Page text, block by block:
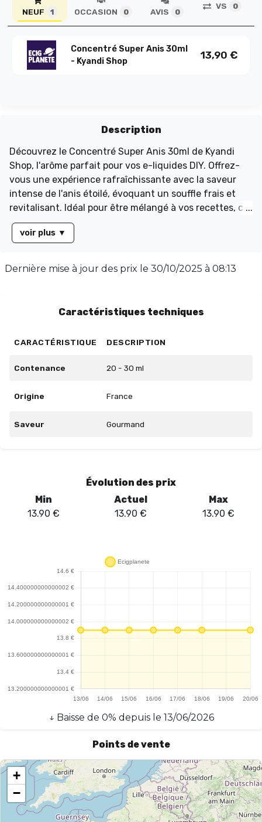
NEUF 1 OCCASION 0 AVIS 0
VS 0
Concentré Super Anis 30ml
- Kyandi Shop
13,90 €
Description
Découvrez le Concentré Super Anis 30ml de Kyandi
Shop, l'arôme parfait pour vos e-liquides DIY. Offrez-
vous une expérience rafraîchissante avec la saveur
intense de l'anis étoilé, évoquant un souffle frais et
revitalisant. Idéal pour être mélangé à vos recettes, ce
concentré peut également être combiné avec d'autres
arômes pour une explosion de saveurs. Pour une base
30/70, 22,5% ; et pour 00/100, 30%. Laissez maturer 2
bouffées vivifiantes.
voir plus ▼
Dernière mise à jour des prix le 30/10/2025 à 08:13
Caractéristiques techniques
CARACTÉRISTIQUE DESCRIPTION
Contenance 20 - 30 ml
Origine France
Saveur Gourmand
Évolution des prix
Min
13.90 €
Actuel
13.90 €
Max
13.90 €
↓ Baisse de 0% depuis le 13/06/2026
Points de vente
+
−